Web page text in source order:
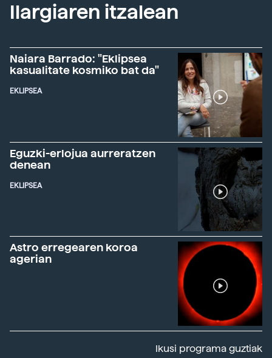
Ilargiaren itzalean
Naiara Barrado: "Eklipsea
kasualitate kosmiko bat da"
EKLIPSEA
Eguzki-erlojua aurreratzen
denean
EKLIPSEA
Astro erregearen koroa
agerian
Ikusi programa guztiak